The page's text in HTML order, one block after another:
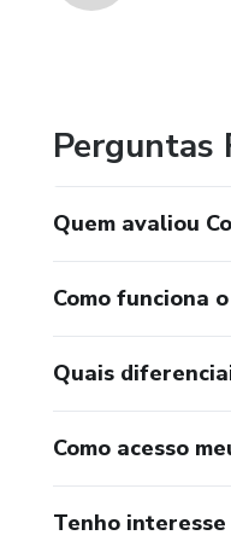
Perguntas
Quem avaliou
Como funciona
Quais
Como acesso
Tenho